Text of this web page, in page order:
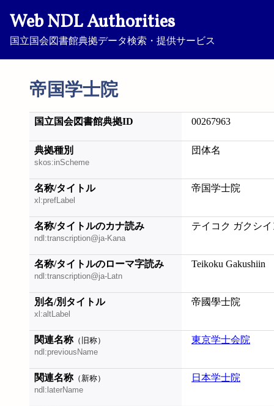
Web NDL Authorities
国立国会図書館典拠データ検索・提供サービス
帝国学士院
国立国会図書館典拠ID 00267963
典拠種別
skos:inScheme
団体名
名称/タイトル
xl:prefLabel
帝国学士院
名称/タイトルのカナ読み
ndl:transcription@ja-Kana
テイコク ガクシイ
名称/タイトルのローマ字読み
ndl:transcription@ja-Latn
Teikoku Gakushiin
別名/別タイトル
xl:altLabel
帝國學士院
関連名称（旧称）
ndl:previousName
東京学士会院
関連名称（新称）
ndl:laterName
日本学士院